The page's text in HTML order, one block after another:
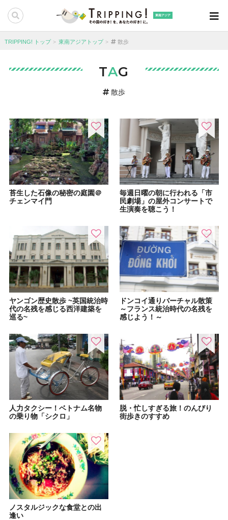
東南アジア
TRIPPING! トップ 東南アジアトップ 散歩
TAG
散歩
苔生した石像の秘密の庭園＠
チェンマイ門
毎週日曜の朝に行われる「市
民劇場」の屋外コンサートで
生演奏を聴こう！
ヤンゴン歴史散歩 ~英国統治時
代の名残を感じる西洋建築を
巡る~
ドンコイ通りバーチャル散策
～フランス統治時代の名残を
感じよう！～
人力タクシー！ベトナム名物
の乗り物「シクロ」
脱・忙しすぎる旅！のんびり
街歩きのすすめ
ノスタルジックな食堂との出
逢い